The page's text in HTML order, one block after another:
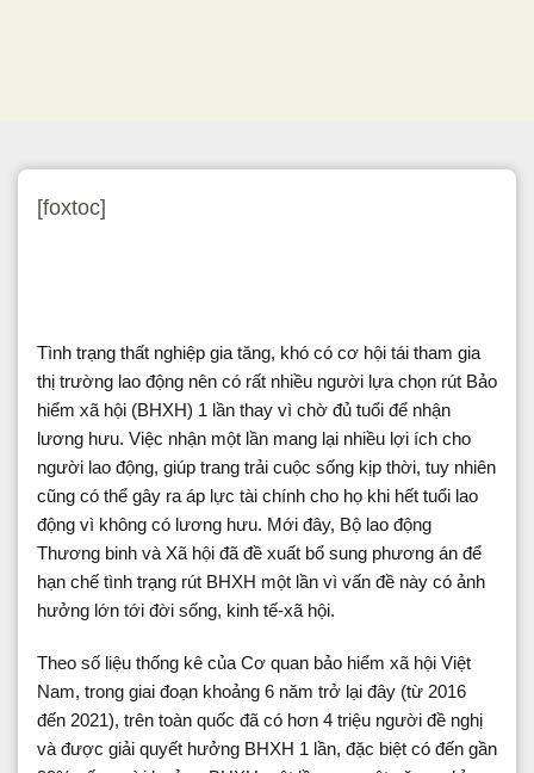
[foxtoc]
Tình trạng thất nghiệp gia tăng, khó có cơ hội tái tham gia
thị trường lao động nên có rất nhiều người lựa chọn rút Bảo
hiểm xã hội (BHXH) 1 lần thay vì chờ đủ tuổi để nhận
lương hưu. Việc nhận một lần mang lại nhiều lợi ích cho
người lao động, giúp trang trải cuộc sống kịp thời, tuy nhiên
cũng có thể gây ra áp lực tài chính cho họ khi hết tuổi lao
động vì không có lương hưu. Mới đây, Bộ lao động
Thương binh và Xã hội đã đề xuất bổ sung phương án để
hạn chế tình trạng rút BHXH một lần vì vấn đề này có ảnh
hưởng lớn tới đời sống, kinh tế-xã hội.
Theo số liệu thống kê của Cơ quan bảo hiểm xã hội Việt
Nam, trong giai đoạn khoảng 6 năm trở lại đây (từ 2016
đến 2021), trên toàn quốc đã có hơn 4 triệu người đề nghị
và được giải quyết hưởng BHXH 1 lần, đặc biệt có đến gần